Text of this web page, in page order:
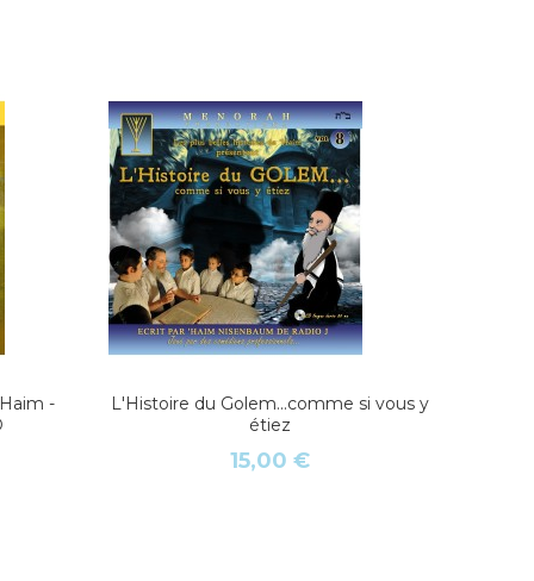
-
L'Histoire du Golem...comme si vous y
étiez
15,00 €